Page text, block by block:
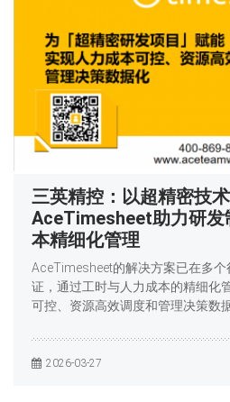
三英精控：以超精密技
AceTimesheet助力研发
本精细化管理
AceTimesheet的解决方案已在多
证，通过工时与人力成本的精细化
可控、资源高效调度和管理决策数据
2026-03-27